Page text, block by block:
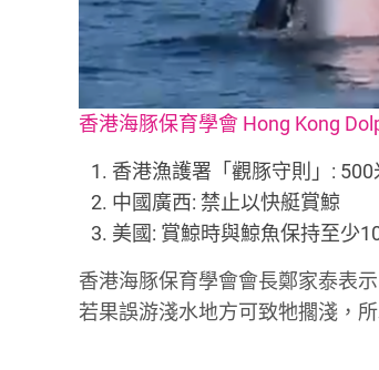
香港海豚保育學會 Hong Kong
香港漁護署「觀豚守則」:
中國廣西: 禁止以快艇賞鯨
美國: 賞鯨時與鯨魚保持至少
香港海豚保育學會會長鄭家泰表
若果誤游淺水地方可致牠擱淺，